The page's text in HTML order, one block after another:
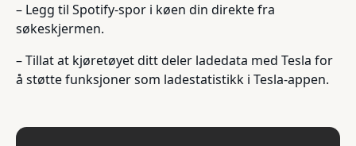
– Legg til Spotify-spor i køen din direkte fra
søkeskjermen.
– Tillat at kjøretøyet ditt deler ladedata med Tesla for
å støtte funksjoner som ladestatistikk i Tesla-appen.